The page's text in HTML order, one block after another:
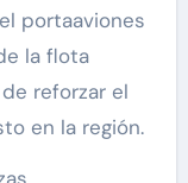
portaaviones
la flota
reforzar el
en la región.